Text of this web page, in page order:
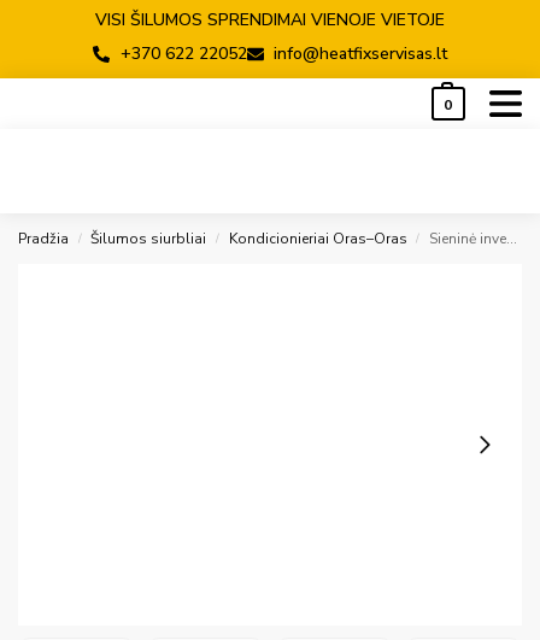
VISI ŠILUMOS SPRENDIMAI VIENOJE VIETOJE
+370 622 22052
info@heatfixservisas.lt
0
Pradžia / Šilumos siurbliai / Kondicionieriai Oras–Oras / Sieninė inverter split tipo dalis Toshiba Haori (R32 freonas) 2,5 / 3,6 kW